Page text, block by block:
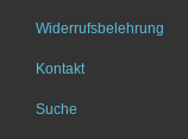
Widerrufsbelehrung
Kontakt
Suche